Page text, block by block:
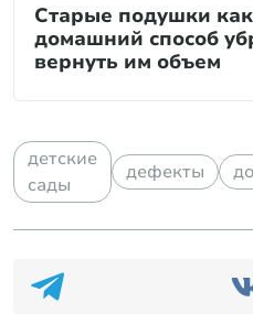
Старые подушки
домашний способ
вернуть им объем
детские
сады
дефекты